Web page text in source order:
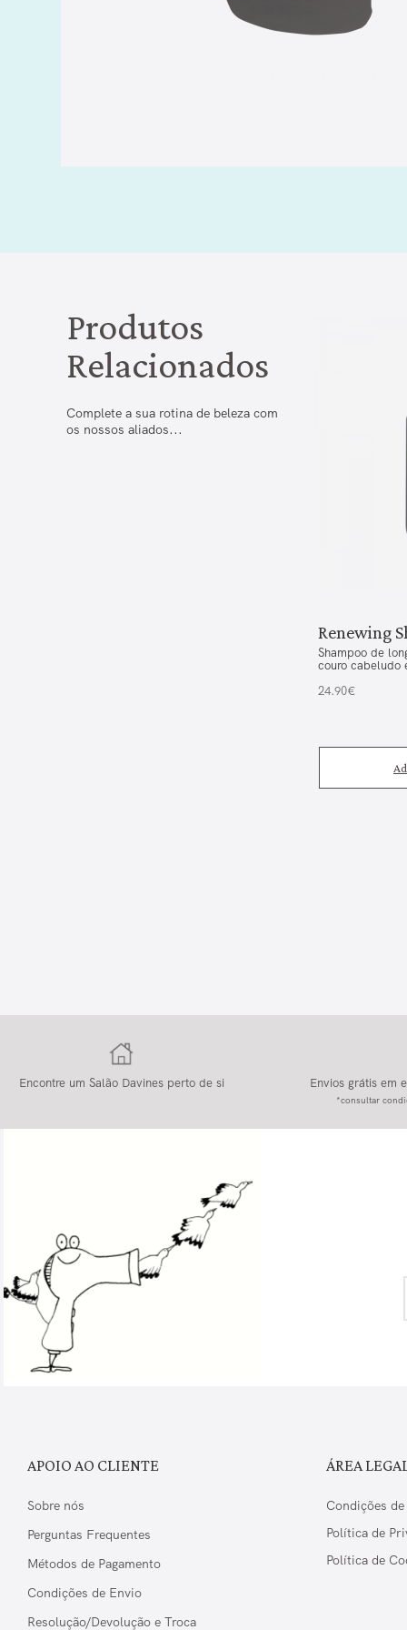
Produtos
Relacionados
Complete a sua rotina de beleza com
os nossos aliados...
Renewing
Shampoo de
couro cabeludo
24.90€
Encontre um Salão Davines perto de si Envios grátis em
*consultar
APOIO AO CLIENTE
Sobre nós
Perguntas Frequentes
Métodos de Pagamento
Condições de Envio
Resolução/Devolução e Troca
ÁREA
Condições de
Política de
Política de